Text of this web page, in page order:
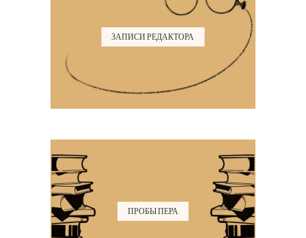
ЗАПИСИ РЕДАКТОРА
ПРОБЫ ПЕРА